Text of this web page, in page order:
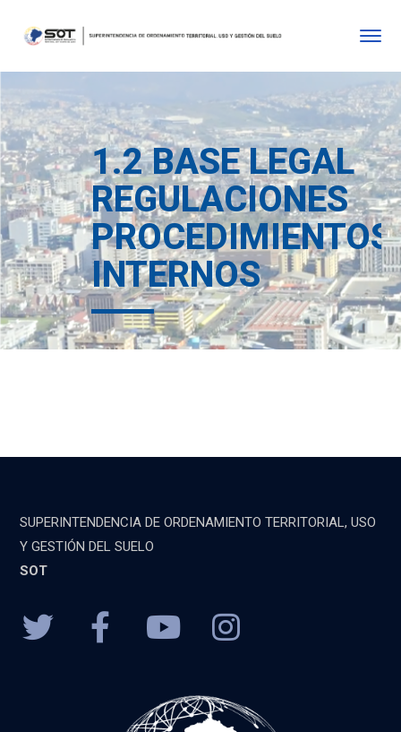
1.2 BASE LEGAL
REGULACIONES
PROCEDIMIENTOS
INTERNOS
SUPERINTENDENCIA DE ORDENAMIENTO TERRITORIAL, USO
Y GESTIÓN DEL SUELO
SOT